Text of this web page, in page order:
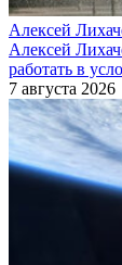
Алексей
Алексей
работать в
7 августа 2026